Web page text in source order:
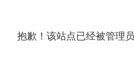
抱歉！该站点已经被管理